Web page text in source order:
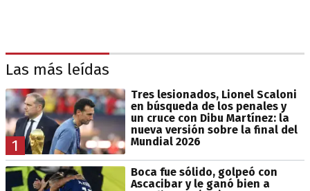
Las más leídas
1
Tres lesionados, Lionel Scaloni
en búsqueda de los penales y
un cruce con Dibu Martínez: la
nueva versión sobre la final del
Mundial 2026
Boca fue sólido, golpeó con
Ascacibar y le ganó bien a